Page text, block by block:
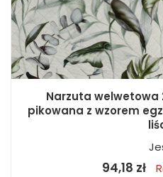
Narzuta welwetowa
pikowana z wzorem
94,18 zł